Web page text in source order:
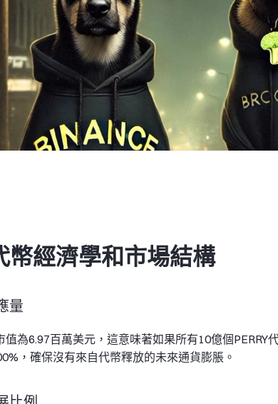
經濟學和市場結構
量
值為6.97百萬美元，這意味著如果所有10億個PERRY
，確保沒有來自代幣釋放的未來通貨膨脹。